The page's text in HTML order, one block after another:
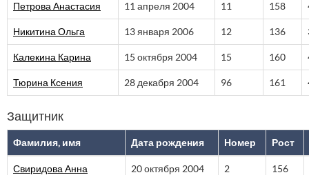
Петрова Анастасия 11 апреля 2004 11 158
Никитина Ольга 13 января 2006 12 136
Калекина Карина 15 октября 2004 15 160
Тюрина Ксения 28 декабря 2004 96 161
Защитник
Фамилия, имя Дата рождения Номер Рост
Свиридова Анна 20 октября 2004 2 156